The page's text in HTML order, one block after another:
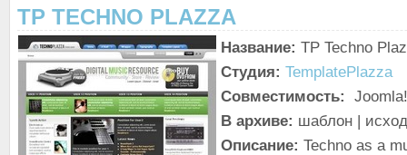
TP TECHNO PLAZZA
Название: TP Techno
Студия: TemplatePlazza
Совместимость:
В архиве: шаблон |
Описание: Techno as a